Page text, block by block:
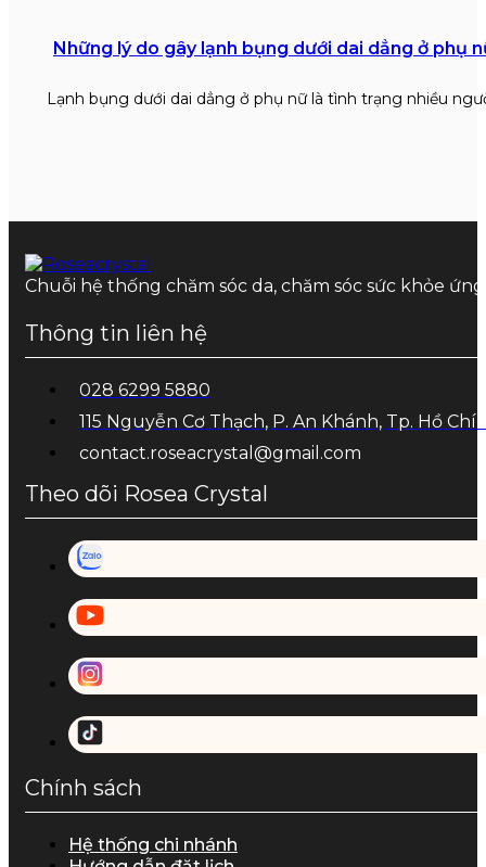
Những lý do gây lạnh bụng dưới dai dẳng ở phụ
Lạnh bụng dưới dai dẳng ở phụ nữ là tình trạng nhiều
Chuỗi hệ thống chăm sóc da, chăm sóc sức khỏe
Thông tin liên hệ
028 6299 5880
115 Nguyễn Cơ Thạch, P. An Khánh, Tp. Hồ Chí
contact.roseacrystal@gmail.com
Theo dõi Rosea Crystal
Chính sách
Hệ thống chi nhánh